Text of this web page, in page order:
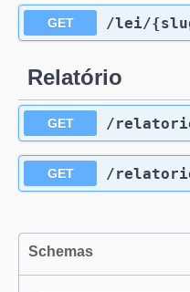
GET /lei/
Relatório
GET /
GET /
Schemas